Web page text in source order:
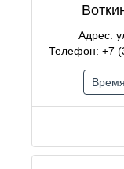
Адрес:
Телефон: +7